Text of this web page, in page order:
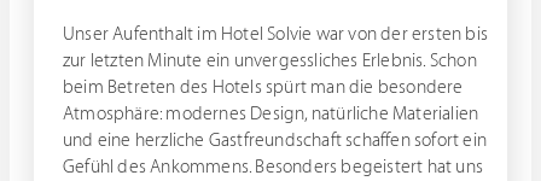
Unser Aufenthalt im Hotel Solvie war von der ersten bis
zur letzten Minute ein unvergessliches Erlebnis. Schon
beim Betreten des Hotels spürt man die besondere
Atmosphäre: modernes Design, natürliche Materialien
und eine herzliche Gastfreundschaft schaffen sofort ein
Gefühl des Ankommens. Besonders begeistert hat uns